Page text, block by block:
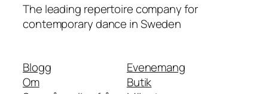
The leading repertoire company for
contemporary dance in Sweden
Blogg
Om
Evenemang
Butik